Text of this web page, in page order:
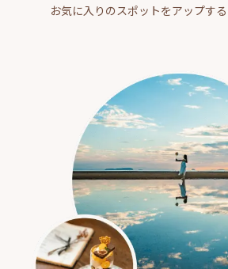
お気に入りのスポットをアップす